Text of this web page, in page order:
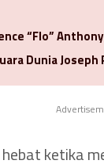
“Flo”
Dunia
ketika